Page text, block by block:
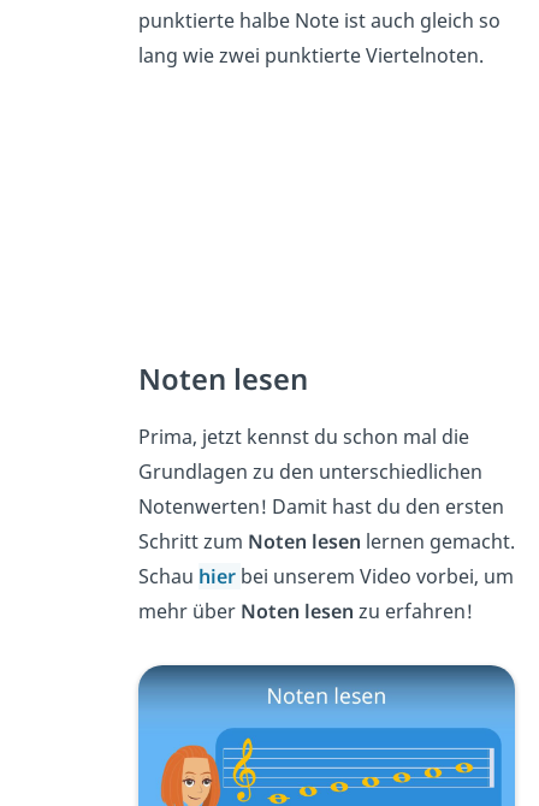
punktierte halbe Note ist auch gleich so
lang wie zwei punktierte Viertelnoten.
Noten lesen
Prima, jetzt kennst du schon mal die
Grundlagen zu den unterschiedlichen
Notenwerten! Damit hast du den ersten
Schritt zum Noten lesen lernen gemacht.
Schau hier bei unserem Video vorbei, um
mehr über Noten lesen zu erfahren!